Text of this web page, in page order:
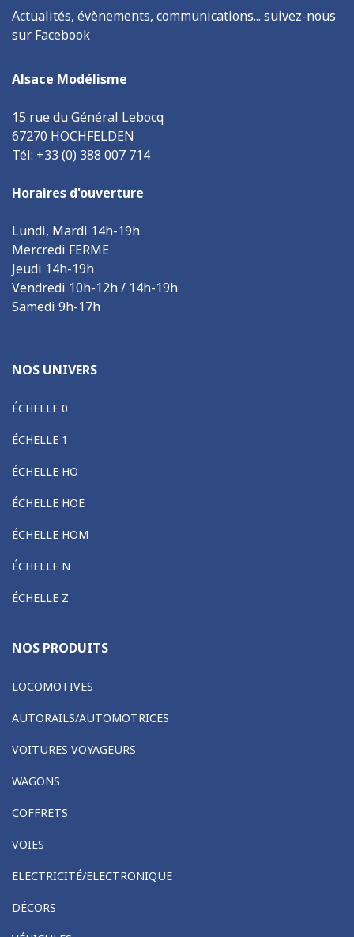
Actualités, évènements, communications... suivez-nous
sur Facebook
Alsace Modélisme
15 rue du Général Lebocq
67270 HOCHFELDEN
Tél: +33 (0) 388 007 714
Horaires d'ouverture
Lundi, Mardi 14h-19h
Mercredi FERME
Jeudi 14h-19h
Vendredi 10h-12h / 14h-19h
Samedi 9h-17h
NOS UNIVERS
ÉCHELLE 0
ÉCHELLE 1
ÉCHELLE HO
ÉCHELLE HOE
ÉCHELLE HOM
ÉCHELLE N
ÉCHELLE Z
NOS PRODUITS
LOCOMOTIVES
AUTORAILS/AUTOMOTRICES
VOITURES VOYAGEURS
WAGONS
COFFRETS
VOIES
ELECTRICITÉ/ELECTRONIQUE
DÉCORS